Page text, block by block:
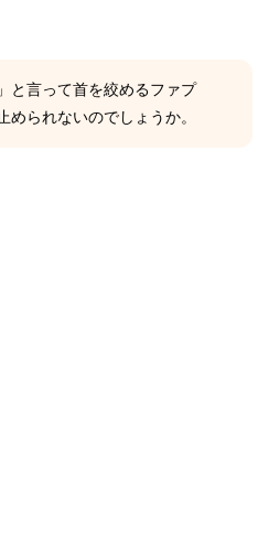
と言って首を絞めるファプ
られないのでしょうか。